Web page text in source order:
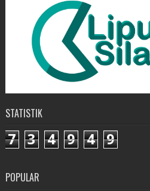
STATISTIK
7 3 4 9 4 9
POPULAR